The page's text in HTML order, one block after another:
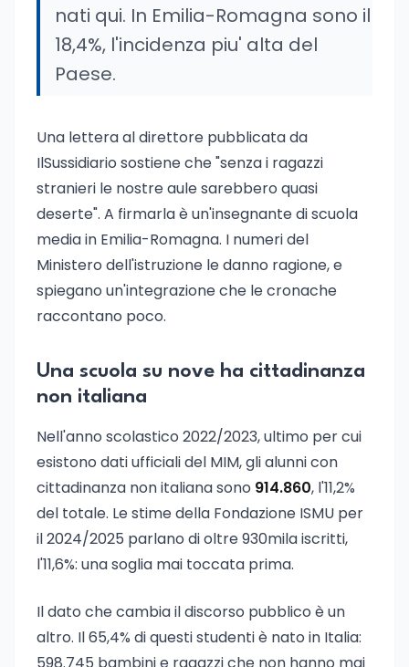
nati qui. In Emilia-Romagna sono il
18,4%, l'incidenza piu' alta del
Paese.
Una lettera al direttore pubblicata da
IlSussidiario sostiene che "senza i ragazzi
stranieri le nostre aule sarebbero quasi
deserte". A firmarla è un'insegnante di scuola
media in Emilia-Romagna. I numeri del
Ministero dell'istruzione le danno ragione, e
spiegano un'integrazione che le cronache
raccontano poco.
Una scuola su nove ha cittadinanza
non italiana
Nell'anno scolastico 2022/2023, ultimo per cui
esistono dati ufficiali del MIM, gli alunni con
cittadinanza non italiana sono 914.860, l'11,2%
del totale. Le stime della Fondazione ISMU per
il 2024/2025 parlano di oltre 930mila iscritti,
l'11,6%: una soglia mai toccata prima.
Il dato che cambia il discorso pubblico è un
altro. Il 65,4% di questi studenti è nato in Italia: